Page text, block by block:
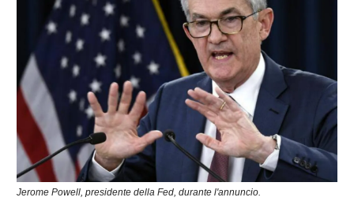
Jerome Powell, presidente della Fed, durante l'annuncio.